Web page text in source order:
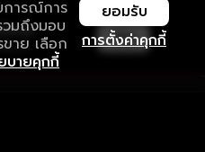
การณ์การ
วมถึงมอบ
าย เลือก
บายคุกกี้
การตั้งค่าคุกกี้
ยอมรับ
สะดุด
ดีกว่า เปิด